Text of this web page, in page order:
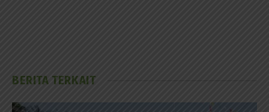
BERITA TERKAIT